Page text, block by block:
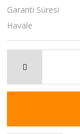
Garanti Süresi
Havale